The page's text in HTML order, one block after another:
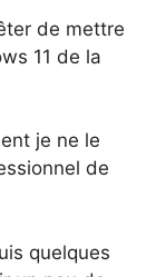
de mettre
11 de la
je ne le
de
quelques